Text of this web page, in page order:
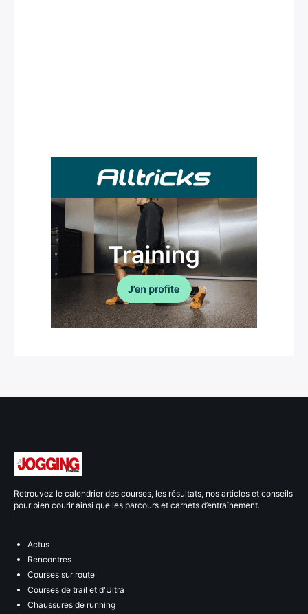
Retrouvez le calendrier des courses, les résultats, nos articles et conseils
pour bien courir ainsi que les parcours et carnets d’entraînement.
Actus
Rencontres
Courses sur route
Courses de trail et d'Ultra
Chaussures de running